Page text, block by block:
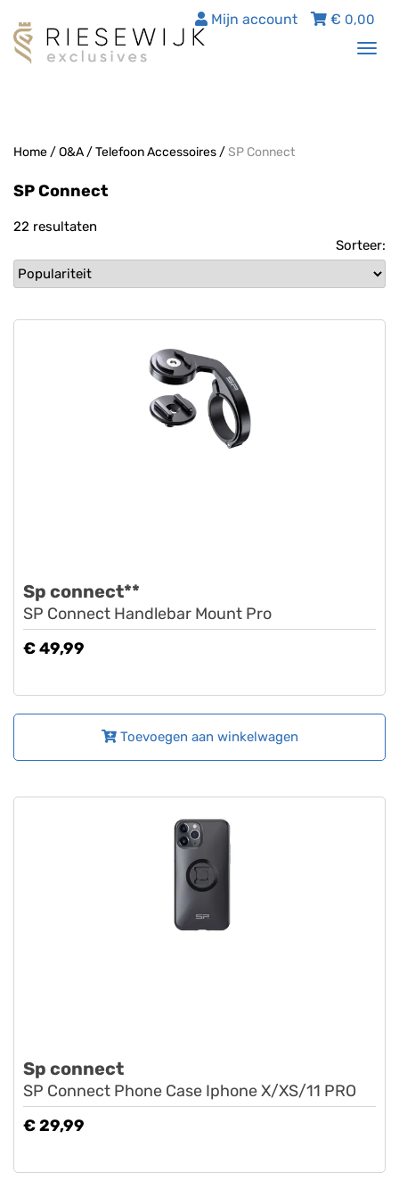
€ 0,00
Mijn account
Home/O&A/Telefoon Accessoires/SP Connect
SP Connect
22 resultaten
Sorteer:
Sp connect**
SP Connect Handlebar Mount Pro
€ 49,99
Toevoegen aan winkelwagen
Sp connect
SP Connect Phone Case Iphone X/XS/11 PRO
€ 29,99